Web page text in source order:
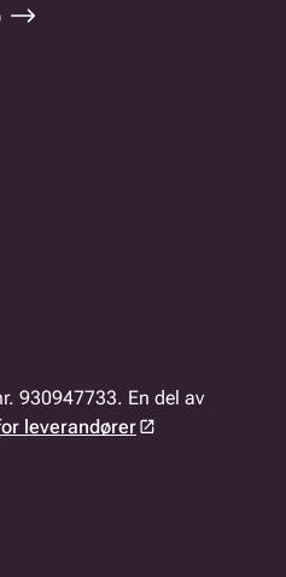
930947733. En del av
leverandører